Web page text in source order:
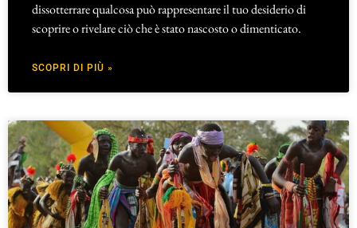
dissotterrare qualcosa può rappresentare il tuo desiderio di
scoprire o rivelare ciò che è stato nascosto o dimenticato.
SCOPRI DI PIÙ »